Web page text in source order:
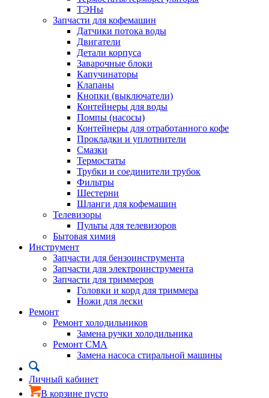
ТЭНы
Запчасти для кофемашин
Датчики потока воды
Двигатели
Детали корпуса
Заварочные блоки
Капучинаторы
Клапаны
Кнопки (выключатели)
Контейнеры для воды
Помпы (насосы)
Контейнеры для отработанного кофе
Прокладки и уплотнители
Смазки
Термостаты
Трубки и соединители трубок
Фильтры
Шестерни
Шланги для кофемашин
Телевизоры
Пульты для телевизоров
Бытовая химия
Инструмент
Запчасти для бензоинструмента
Запчасти для электроинструмента
Запчасти для триммеров
Головки и корд для триммера
Ножи для лески
Ремонт
Ремонт холодильников
Замена ручки холодильника
Ремонт СМА
Замена насоса стиральной машины
Личный кабинет
В корзине пусто